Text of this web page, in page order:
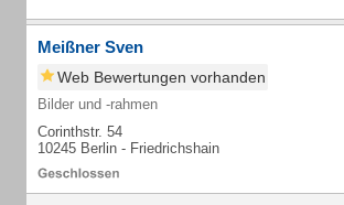
Meißner Sven
Web Bewertungen vorhanden
Bilder und -rahmen
Corinthstr. 54
10245 Berlin - Friedrichshain